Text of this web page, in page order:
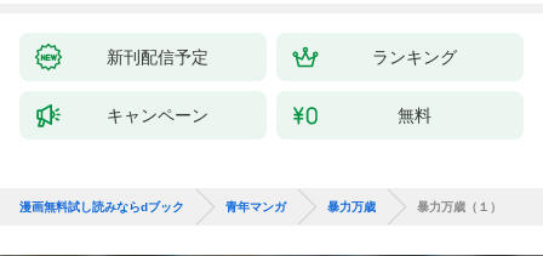
新刊配信予定 ランキング
キャンペーン 無料
漫画無料試し読みならdブック 青年マンガ 暴力万歳 暴力万歳（１）